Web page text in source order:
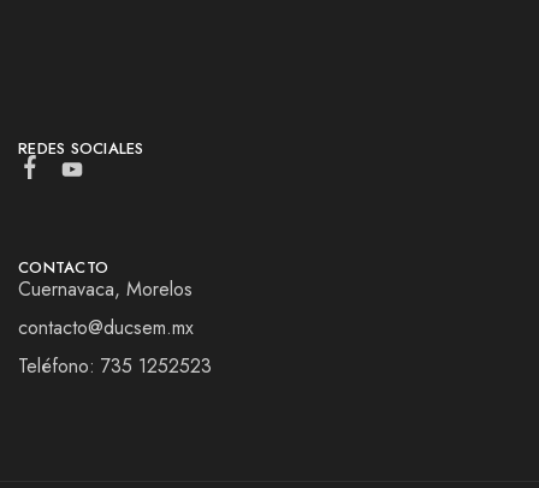
REDES SOCIALES
CONTACTO
Cuernavaca, Morelos
contacto@ducsem.mx
Teléfono: 735 1252523